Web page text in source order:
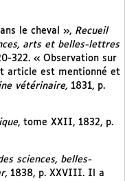
le cheval », Recueil
arts et belles-lettres
322. « Observation sur
article est mentionné et
vétérinaire, 1831, p.
, tome XXII, 1832, p.
sciences, belles-
1838, p. XXVIII. Il a